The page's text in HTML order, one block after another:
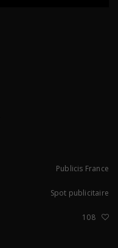
Publicis France
Spot publicitaire
108